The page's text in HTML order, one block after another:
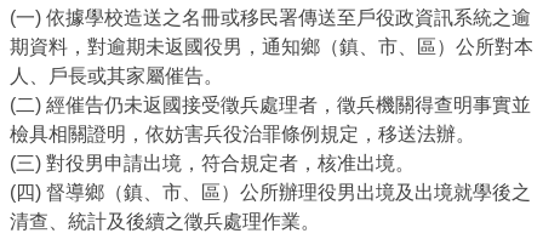
(一) 依據學校造送之名冊或移民署傳送至戶役政資訊系統之逾
期資料，對逾期未返國役男，通知鄉（鎮、市、區）公所對本
人、戶長或其家屬催告。
(二) 經催告仍未返國接受徵兵處理者，徵兵機關得查明事實並
檢具相關證明，依妨害兵役治罪條例規定，移送法辦。
(三) 對役男申請出境，符合規定者，核准出境。
(四) 督導鄉（鎮、市、區）公所辦理役男出境及出境就學後之
清查、統計及後續之徵兵處理作業。